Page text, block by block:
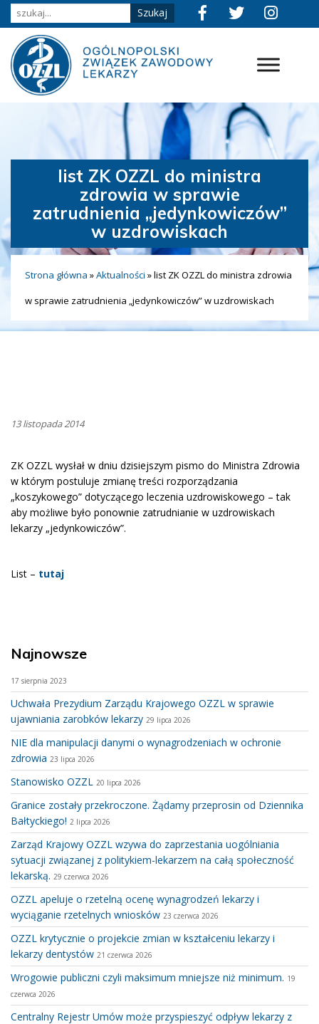
list ZK OZZL do ministra
zdrowia w sprawie
zatrudnienia „jedynkowiczów”
w uzdrowiskach
Strona główna »Aktualności »list ZK OZZL do ministra zdrowia
w sprawie zatrudnienia „jedynkowiczów” w uzdrowiskach
13 listopada 2014
ZK OZZL wysłał w dniu dzisiejszym pismo do Ministra Zdrowia
w którym postuluje zmianę treści rozporządzania
„koszykowego” dotyczącego leczenia uzdrowiskowego – tak
aby możliwe było ponownie zatrudnianie w uzdrowiskach
lekarzy „jedynkowiczów”.
List – tutaj
Najnowsze
17 sierpnia 2023
Uchwała Prezydium Zarządu Krajowego OZZL w sprawie
ujawniania zarobków lekarzy 29 lipca 2026
NIE dla manipulacji danymi o wynagrodzeniach w ochronie
zdrowia 23 lipca 2026
Stanowisko OZZL 20 lipca 2026
Granice zostały przekroczone. Żądamy przeprosin od Dziennika
Bałtyckiego! 2 lipca 2026
Zarząd Krajowy OZZL wzywa do zaprzestania uogólniania
sytuacji związanej z politykiem-lekarzem na całą społeczność
lekarską. 29 czerwca 2026
OZZL apeluje o rzetelną ocenę wynagrodzeń lekarzy i
wyciąganie rzetelnych wniosków 23 czerwca 2026
OZZL krytycznie o projekcie zmian w kształceniu lekarzy i
lekarzy dentystów 21 czerwca 2026
Wrogowie publiczni czyli maksimum mniejsze niż minimum. 19
czerwca 2026
Centralny Rejestr Umów może przyspieszyć odpływ lekarzy z